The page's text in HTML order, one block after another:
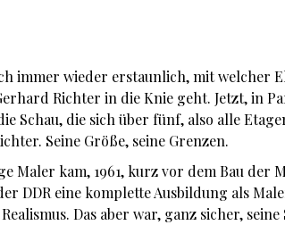
immer wieder erstaunlich, mit welcher
Richter in die Knie geht. Jetzt, in
Schau, die sich über fünf, also alle
Seine Größe, seine Grenzen.
kam, 1961, kurz vor dem Bau der
DDR eine komplette Ausbildung als
Das aber war, ganz sicher, seine